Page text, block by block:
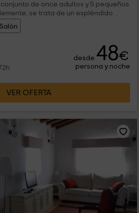
de once adultos y 5 pequeños
se trata de un espléndido
cada una de las comodidades que
único; una finca de
consta de 3 residencias
pertrechadas y decoradas
desde 48€
persona y noche
VER OFERTA